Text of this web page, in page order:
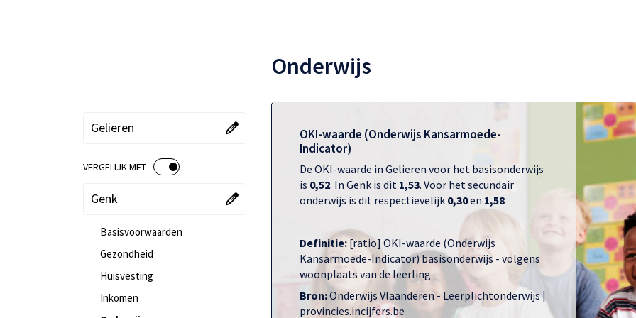
Onderwijs
"Kies een gebied"
"Huidige gebied":
Gelieren
VERGELIJK MET AAN
UIT
"Kies een vergelijking"
"Huidige vergelijking":
Genk
Basisvoorwaarden
Gezondheid
Huisvesting
Inkomen
OKI-waarde (Onderwijs Kansarmoede-
Indicator)
De OKI-waarde in Gelieren voor het basisonderwijs
is 0,52. In Genk is dit 1,53. Voor het secundair
onderwijs is dit respectievelijk 0,30en 1,58
Definitie: [ratio] OKI-waarde (Onderwijs
Kansarmoede-Indicator) basisonderwijs - volgens
woonplaats van de leerling
Bron:Onderwijs Vlaanderen - Leerplichtonderwijs |
provincies.incijfers.be